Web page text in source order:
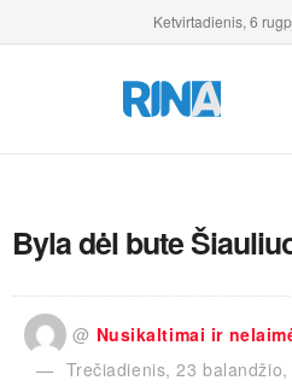
Ketvirtadienis, 6
Byla dėl bute
@ Nusikaltimai ir
Trečiadienis, 23 balandžio,